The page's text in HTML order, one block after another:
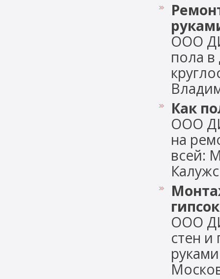
ООО
пола
Как
ООО
на
всей:
ООО
стен и